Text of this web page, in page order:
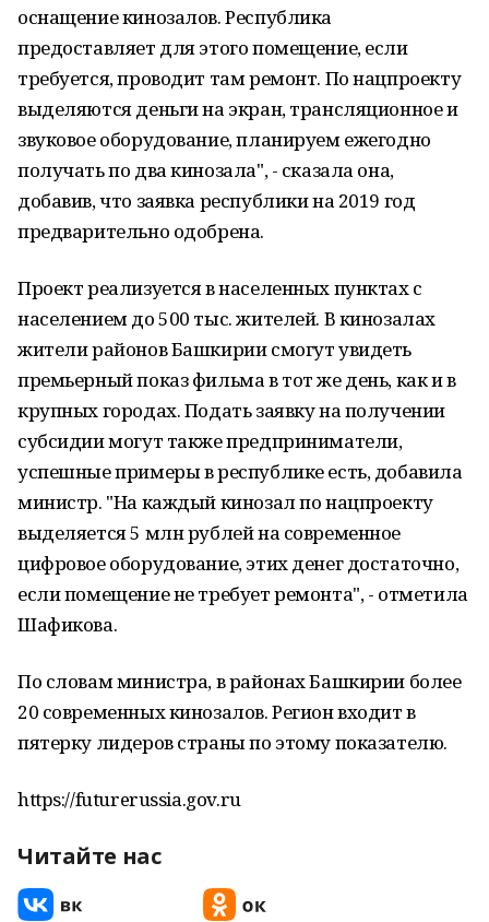
оснащение кинозалов. Республика
предоставляет для этого помещение, если
требуется, проводит там ремонт. По нацпроекту
выделяются деньги на экран, трансляционное и
звуковое оборудование, планируем ежегодно
получать по два кинозала", - сказала она,
добавив, что заявка республики на 2019 год
предварительно одобрена.
Проект реализуется в населенных пунктах с
населением до 500 тыс. жителей. В кинозалах
жители районов Башкирии смогут увидеть
премьерный показ фильма в тот же день, как и в
крупных городах. Подать заявку на получении
субсидии могут также предприниматели,
успешные примеры в республике есть, добавила
министр. "На каждый кинозал по нацпроекту
выделяется 5 млн рублей на современное
цифровое оборудование, этих денег достаточно,
если помещение не требует ремонта", - отметила
Шафикова.
По словам министра, в районах Башкирии более
20 современных кинозалов. Регион входит в
пятерку лидеров страны по этому показателю.
https://futurerussia.gov.ru
Читайте нас